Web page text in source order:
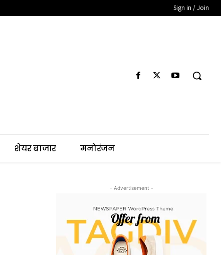
Sign in / Join
शेयर बाजार मनोरंजन
- Advertisement -